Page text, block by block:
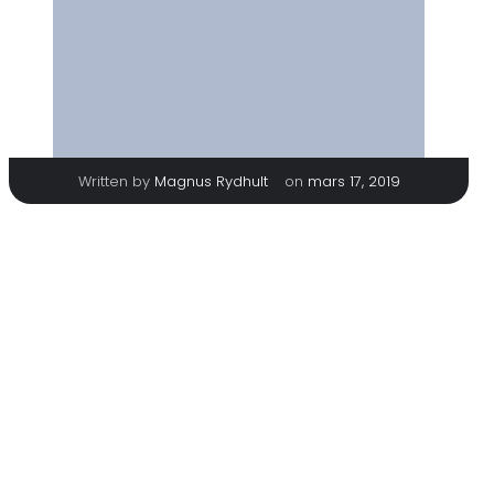
Written by Magnus Rydhult on mars 17, 2019